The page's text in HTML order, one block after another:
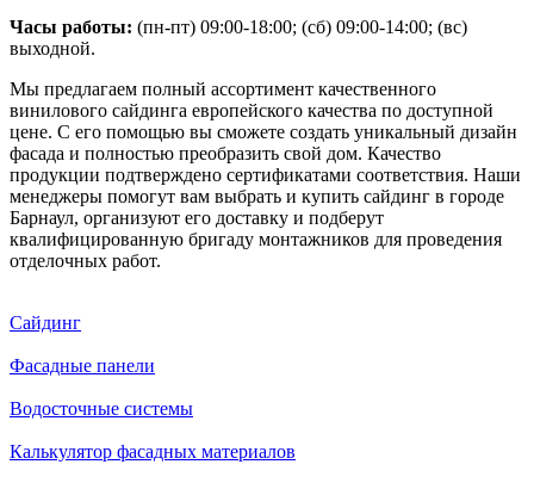
Часы работы: (пн-пт) 09:00-18:00; (сб) 09:00-14:00; (вс)
выходной.
Мы предлагаем полный ассортимент качественного
винилового сайдинга европейского качества по доступной
цене. С его помощью вы сможете создать уникальный дизайн
фасада и полностью преобразить свой дом. Качество
продукции подтверждено сертификатами соответствия. Наши
менеджеры помогут вам выбрать и купить сайдинг в городе
Барнаул, организуют его доставку и подберут
квалифицированную бригаду монтажников для проведения
отделочных работ.
Сайдинг
Фасадные панели
Водосточные системы
Калькулятор фасадных материалов